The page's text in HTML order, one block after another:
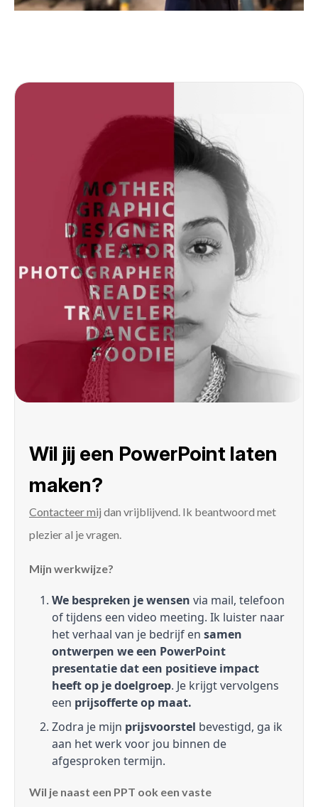
Wil jij een PowerPoint laten
maken?
Contacteer mij dan vrijblijvend. Ik beantwoord met
plezier al je vragen.
Mijn werkwijze?
We bespreken je wensen via mail, telefoon
of tijdens een video meeting. Ik luister naar
het verhaal van je bedrijf en samen
ontwerpen we een PowerPoint
presentatie dat een positieve impact
heeft op je doelgroep. Je krijgt vervolgens
een prijsofferte op maat.
Zodra je mijn prijsvoorstel bevestigd, ga ik
aan het werk voor jou binnen de
afgesproken termijn.
Wil je naast een PPT ook een vaste